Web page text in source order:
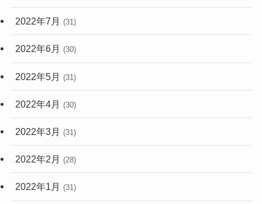
2022年7月 (31)
2022年6月 (30)
2022年5月 (31)
2022年4月 (30)
2022年3月 (31)
2022年2月 (28)
2022年1月 (31)